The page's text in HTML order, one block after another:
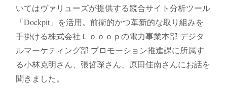
いてはヴァリューズが提供する競合サイト分析ツール
「Dockpit」を活用。前衛的かつ革新的な取り組みを
手掛ける株式会社Ｌｏｏｏｐの電力事業本部 デジタ
ルマーケティング部 プロモーション推進課に所属す
る小林克明さん、張哲琛さん、原田佳南さんにお話を
聞きました。